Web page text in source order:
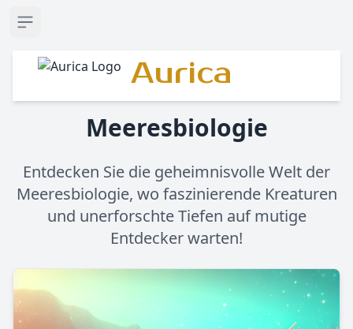
Open sidebar
Aurica
Meeresbiologie
Entdecken Sie die geheimnisvolle Welt der
Meeresbiologie, wo faszinierende Kreaturen
und unerforschte Tiefen auf mutige
Entdecker warten!